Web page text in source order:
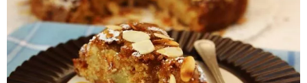
Pieczywo
Przetwory